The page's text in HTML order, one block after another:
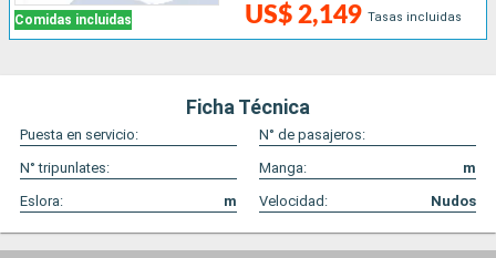
Comidas incluidas US$ 2,149 Tasas incluidas
Ficha Técnica
Puesta en servicio:
N° de pasajeros:
N° tripunlates:
Manga:
m
Eslora:
m Velocidad: Nudos